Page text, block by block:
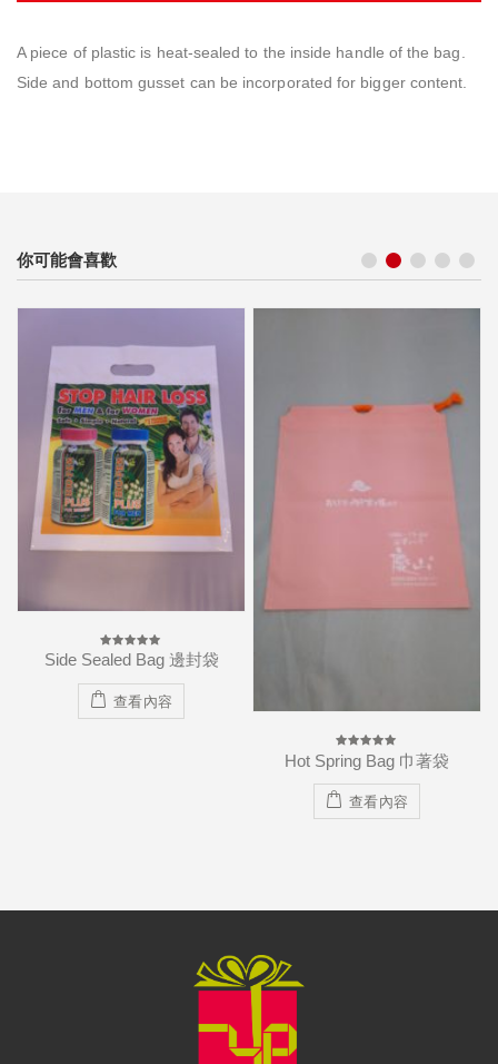
A piece of plastic is heat-sealed to the inside handle of the bag.
Side and bottom gusset can be incorporated for bigger content.
你可能會喜歡
0
of
5
Side Sealed Bag 邊封袋
查看內容
0
out
of
5
Hot Spring Bag 巾著袋
查看內容